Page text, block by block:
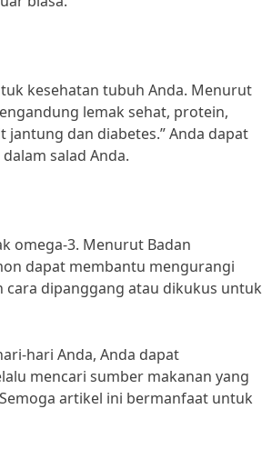
kesehatan tubuh Anda. Menurut
lemak sehat, protein,
dan diabetes.” Anda dapat
salad Anda.
omega-3. Menurut Badan
dapat membantu mengurangi
cara dipanggang atau dikukus untuk
hari Anda, Anda dapat
mencari sumber makanan yang
artikel ini bermanfaat untuk